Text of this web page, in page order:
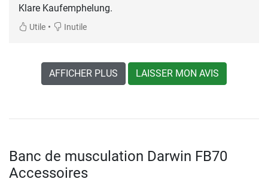
Klare Kaufemphelung.
Utile • Inutile
AFFICHER PLUS LAISSER MON AVIS
Banc de musculation Darwin FB70
Accessoires